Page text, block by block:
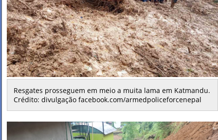
Resgates prosseguem em meio a muita lama em Katmandu.
Crédito: divulgação facebook.com/armedpoliceforcenepal